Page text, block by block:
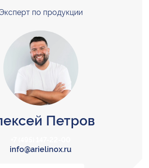
по продукции
Петров
info@arielinox.ru